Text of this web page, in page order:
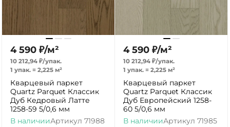
4 590 ₽/м²
10 212,94 ₽/упак.
1 упак. = 2,225 м²
Кварцевый паркет
Quartz Parquet Классик
Дуб Кедровый Латте
1258-59 5/0,6 мм
В наличииАртикул 71988
4 590 ₽/м²
10 212,94 ₽/упак.
1 упак. = 2,225 м²
Кварцевый паркет
Quartz Parquet Классик
Дуб Европейский 1258-
60 5/0,6 мм
В наличииАртикул 71985